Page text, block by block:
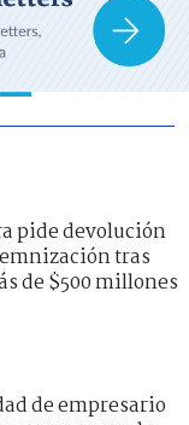
pide devolución
tras
de $500 millones
de empresario